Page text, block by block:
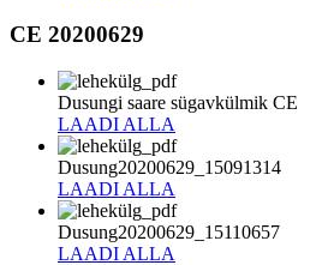
CE 20200629
Dusungi saare sügavkülmik CE
LAADI ALLA
Dusung20200629_15091314
LAADI ALLA
Dusung20200629_15110657
LAADI ALLA